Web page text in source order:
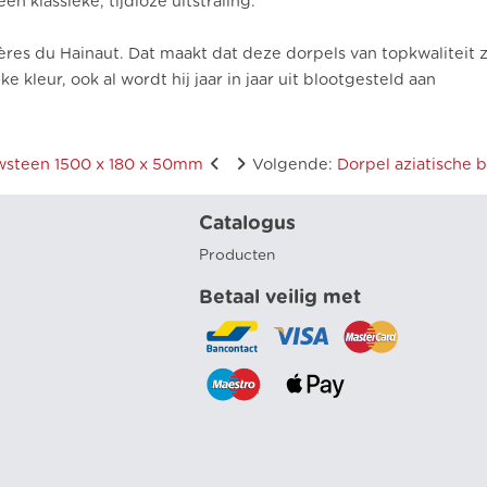
du Hainaut. Dat maakt dat deze dorpels van topkwaliteit
kleur, ook al wordt hij jaar in jaar uit blootgesteld aan
1500 x 180 x 50mm Volgende: Dorpel aziatische
Catalogus
Producten
Betaal veilig met